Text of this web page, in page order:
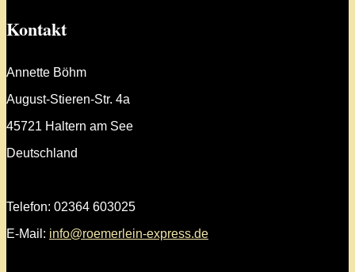
Kontakt
Annette Böhm
August-Stieren-Str. 4a
45721 Haltern am See
Deutschland
Telefon: 02364 603025
E-Mail: info@roemerlein-express.de